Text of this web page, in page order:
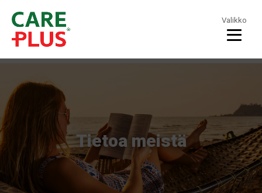
Valikko
Tietoa meistä